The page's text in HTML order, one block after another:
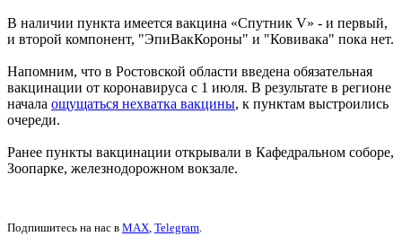
В наличии пункта имеется вакцина «Спутник V» - и первый,
и второй компонент, "ЭпиВакКороны" и "Ковивака" пока нет.
Напомним, что в Ростовской области введена обязательная
вакцинации от коронавируса с 1 июля. В результате в регионе
начала ощущаться нехватка вакцины, к пунктам выстроились
очереди.
Ранее пункты вакцинации открывали в Кафедральном соборе,
Зоопарке, железнодорожном вокзале.
Подпишитесь на нас в MAX, Telegram.